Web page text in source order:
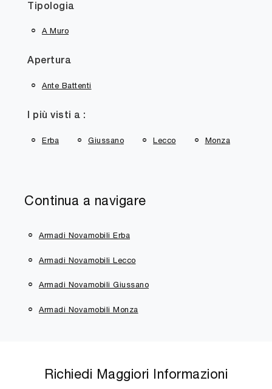
Tipologia
A Muro
Apertura
Ante Battenti
I più visti a :
Erba Giussano Lecco Monza
Continua a navigare
Armadi Novamobili Erba
Armadi Novamobili Lecco
Armadi Novamobili Giussano
Armadi Novamobili Monza
Richiedi Maggiori Informazioni